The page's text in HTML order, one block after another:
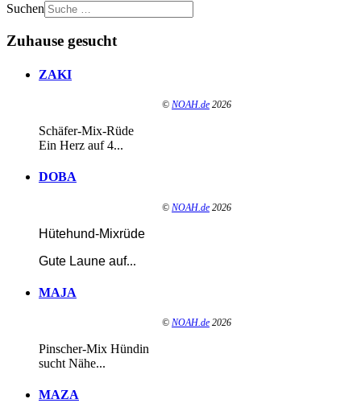
Suchen
Zuhause gesucht
ZAKI
© NOAH.de 2026
Schäfer-Mix-Rüde
Ein Herz auf 4...
DOBA
© NOAH.de 2026
Hütehund-Mixrüde
Gute Laune auf...
MAJA
© NOAH.de 2026
Pinscher-Mix Hündin
sucht Nähe...
MAZA